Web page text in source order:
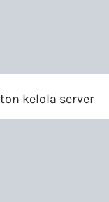
kelola server